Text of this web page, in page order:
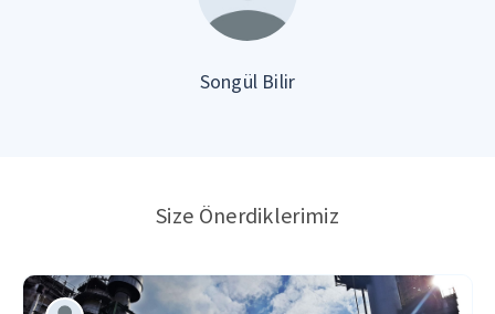
Songül Bilir
Size Önerdiklerimiz